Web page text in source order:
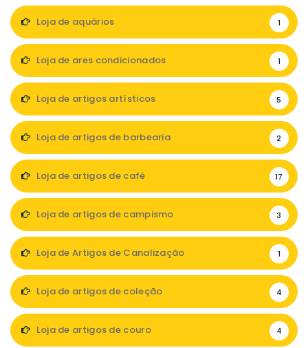
Loja de aquários 1
Loja de ares condicionados 1
Loja de artigos artísticos 5
Loja de artigos de barbearia 2
Loja de artigos de café 17
Loja de artigos de campismo 3
Loja de Artigos de Canalização 1
Loja de artigos de coleção 4
Loja de artigos de couro 4